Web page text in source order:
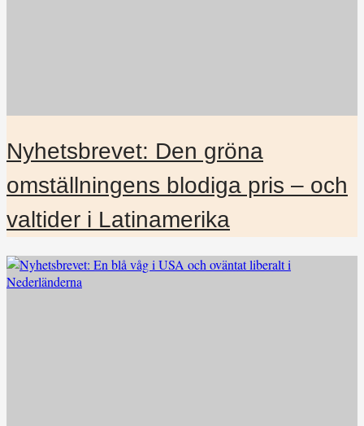
Nyhetsbrevet: Den gröna
omställningens blodiga pris – och
valtider i Latinamerika